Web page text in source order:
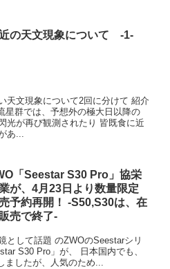
の天文現象について -1-
天文現象について2回に分けて 紹介
星群では、予想外の極大日以降の
光が再び観測されたり 皆既食に近
あ...
「Seestar S30 Pro」協栄
が、4月23日より数量限定
予約再開！ -S50,S30は、在
売で終了-
として話題 のZWOのSeestarシリ
S30 Pro」が、 日本国内でも、
ましたが、人気のため...